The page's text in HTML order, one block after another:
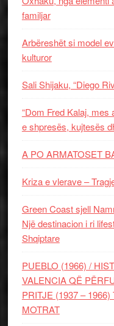
familjar
Arbëreshët si model
kulturor
Sali Shijaku, “Diego
“Dom Fred Kalaj, mes
e shpresës, kujtesës
A PO ARMATOSET
Kriza e vlerave –
Green Coast sjell
Një destinacion i ri
Shqiptare
PUEBLO (1966) /
VALENCIA QË
PRITJE (1937 –
MOTRAT